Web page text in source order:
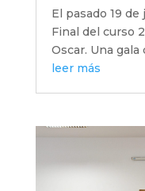
El pasado 19
Final del curso
Oscar. Una gala
leer más